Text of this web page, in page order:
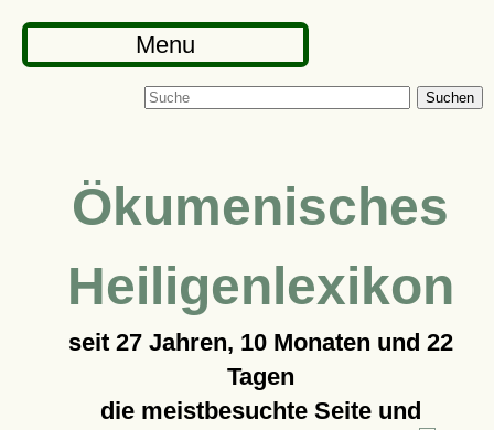
Menu
Suchen
Ökumenisches
Heiligenlexikon
seit 27 Jahren, 10 Monaten und 22
Tagen
die meistbesuchte Seite und